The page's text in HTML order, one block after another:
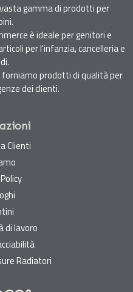
gamma di prodotti per
è ideale per genitori e
per l'infanzia, cancelleria e
forniamo prodotti di qualità per
dei clienti.
Clienti
di lavoro
Radiatori